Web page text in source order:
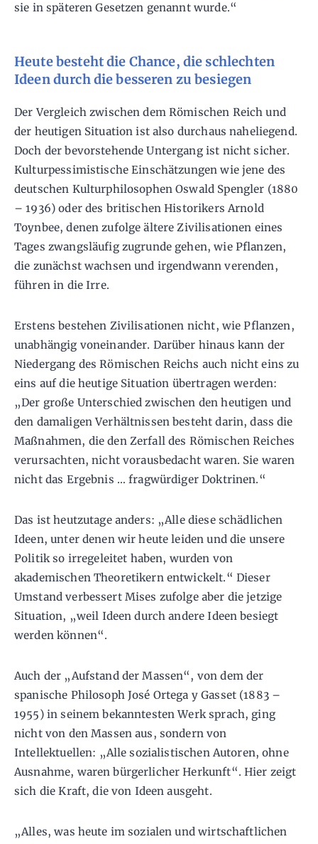
sie in späteren Gesetzen genannt wurde.“
Heute besteht die Chance, die schlechten
Ideen durch die besseren zu besiegen
Der Vergleich zwischen dem Römischen Reich und
der heutigen Situation ist also durchaus naheliegend.
Doch der bevorstehende Untergang ist nicht sicher.
Kulturpessimistische Einschätzungen wie jene des
deutschen Kulturphilosophen Oswald Spengler (1880
– 1936) oder des britischen Historikers Arnold
Toynbee, denen zufolge ältere Zivilisationen eines
Tages zwangsläufig zugrunde gehen, wie Pflanzen,
die zunächst wachsen und irgendwann verenden,
führen in die Irre.
Erstens bestehen Zivilisationen nicht, wie Pflanzen,
unabhängig voneinander. Darüber hinaus kann der
Niedergang des Römischen Reichs auch nicht eins zu
eins auf die heutige Situation übertragen werden:
„Der große Unterschied zwischen den heutigen und
den damaligen Verhältnissen besteht darin, dass die
Maßnahmen, die den Zerfall des Römischen Reiches
verursachten, nicht vorausbedacht waren. Sie waren
nicht das Ergebnis … fragwürdiger Doktrinen.“
Das ist heutzutage anders: „Alle diese schädlichen
Ideen, unter denen wir heute leiden und die unsere
Politik so irregeleitet haben, wurden von
akademischen Theoretikern entwickelt.“ Dieser
Umstand verbessert Mises zufolge aber die jetzige
Situation, „weil Ideen durch andere Ideen besiegt
werden können“.
Auch der „Aufstand der Massen“, von dem der
spanische Philosoph José Ortega y Gasset (1883 –
1955) in seinem bekanntesten Werk sprach, ging
nicht von den Massen aus, sondern von
Intellektuellen: „Alle sozialistischen Autoren, ohne
Ausnahme, waren bürgerlicher Herkunft“. Hier zeigt
sich die Kraft, die von Ideen ausgeht.
„Alles, was heute im sozialen und wirtschaftlichen